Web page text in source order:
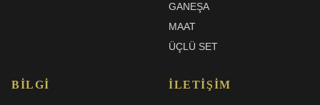
GANEŞA
MAAT
ÜÇLÜ SET
BILGI İLETIŞIM